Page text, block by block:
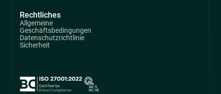
Rechtliches
Allgemeine
Geschäftsbedingungen
Datenschutzrichtlinie
Sicherheit